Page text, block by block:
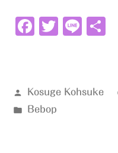
Facebook
Twitter
Line
投
稿
Kosuge Kohsuke
カ
Bebop